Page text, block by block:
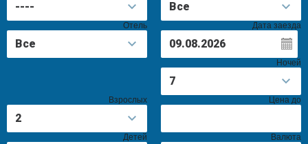
Отель Дата заезда
Ночей
Взрослых
Детей
Цена до
Валюта